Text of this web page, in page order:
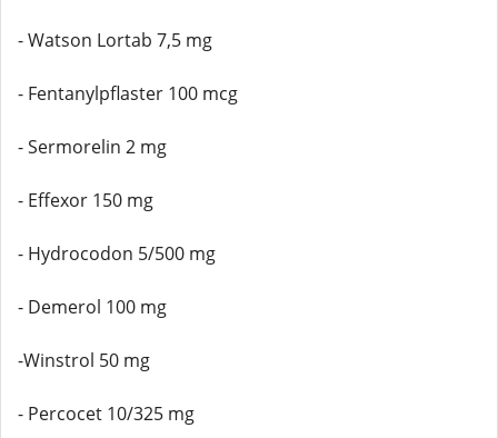
- Watson Lortab 7,5 mg
- Fentanylpflaster 100 mcg
- Sermorelin 2 mg
- Effexor 150 mg
- Hydrocodon 5/500 mg
- Demerol 100 mg
-Winstrol 50 mg
- Percocet 10/325 mg